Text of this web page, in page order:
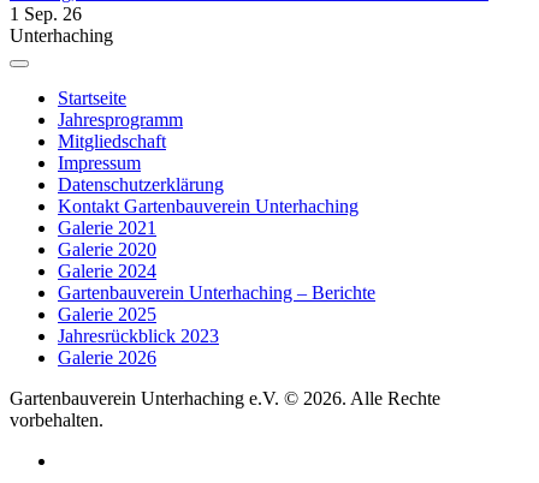
1 Sep. 26
Unterhaching
Startseite
Jahresprogramm
Mitgliedschaft
Impressum
Datenschutzerklärung
Kontakt Gartenbauverein Unterhaching
Galerie 2021
Galerie 2020
Galerie 2024
Gartenbauverein Unterhaching – Berichte
Galerie 2025
Jahresrückblick 2023
Galerie 2026
Gartenbauverein Unterhaching e.V. © 2026. Alle Rechte
vorbehalten.